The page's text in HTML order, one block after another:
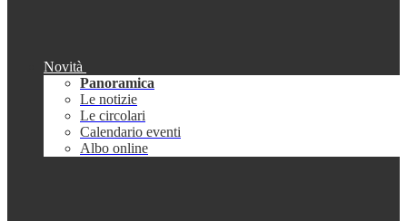
Novità
Panoramica
Le notizie
Le circolari
Calendario eventi
Albo online